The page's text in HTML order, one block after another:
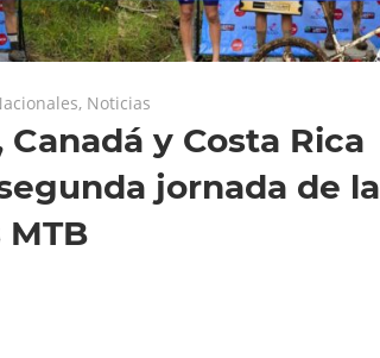
, Noticias
y Costa Rica
jornada de la